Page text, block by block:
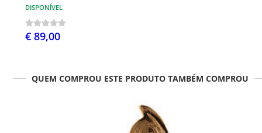
DISPONÍVEL
€ 89,00
QUEM COMPROU ESTE PRODUTO TAMBÉM COMPROU